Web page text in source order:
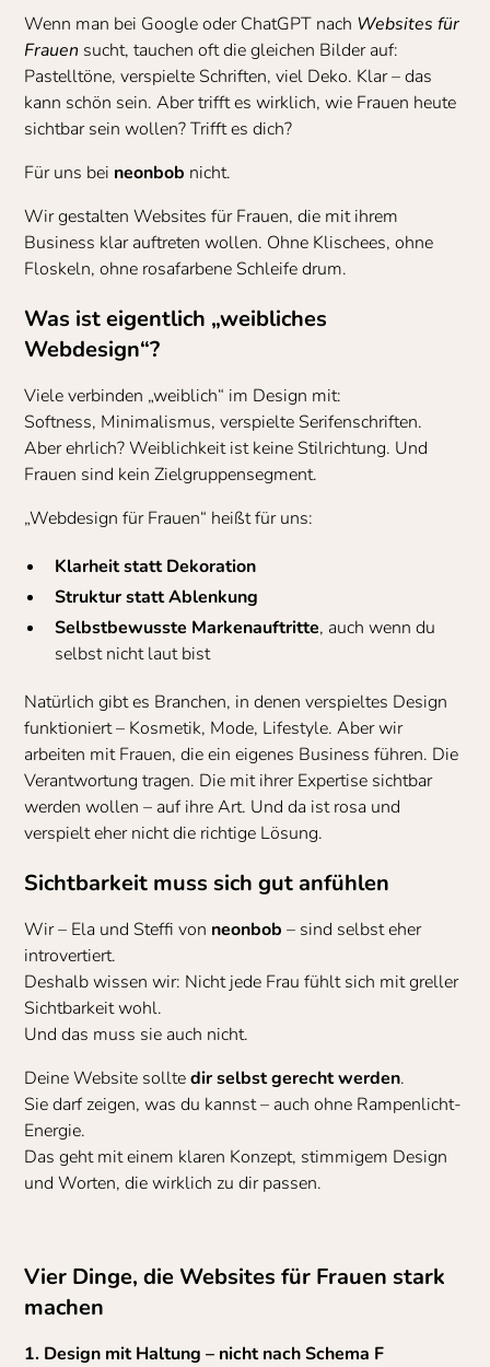
Wenn man bei Google oder ChatGPT nach Websites für
Frauen sucht, tauchen oft die gleichen Bilder auf:
Pastelltöne, verspielte Schriften, viel Deko. Klar – das
kann schön sein. Aber trifft es wirklich, wie Frauen heute
sichtbar sein wollen? Trifft es dich?
Für uns bei neonbob nicht.
Wir gestalten Websites für Frauen, die mit ihrem
Business klar auftreten wollen. Ohne Klischees, ohne
Floskeln, ohne rosafarbene Schleife drum.
Was ist eigentlich „weibliches
Webdesign“?
Viele verbinden „weiblich“ im Design mit:
Softness, Minimalismus, verspielte Serifenschriften.
Aber ehrlich? Weiblichkeit ist keine Stilrichtung. Und
Frauen sind kein Zielgruppensegment.
„Webdesign für Frauen“ heißt für uns:
Klarheit statt Dekoration
Struktur statt Ablenkung
Selbstbewusste Markenauftritte, auch wenn du
selbst nicht laut bist
Natürlich gibt es Branchen, in denen verspieltes Design
funktioniert – Kosmetik, Mode, Lifestyle. Aber wir
arbeiten mit Frauen, die ein eigenes Business führen. Die
Verantwortung tragen. Die mit ihrer Expertise sichtbar
werden wollen – auf ihre Art. Und da ist rosa und
verspielt eher nicht die richtige Lösung.
Sichtbarkeit muss sich gut anfühlen
Wir – Ela und Steffi von neonbob – sind selbst eher
introvertiert.
Deshalb wissen wir: Nicht jede Frau fühlt sich mit greller
Sichtbarkeit wohl.
Und das muss sie auch nicht.
Deine Website solltedir selbst gerecht werden.
Sie darf zeigen, was du kannst – auch ohne Rampenlicht-
Energie.
Das geht mit einem klaren Konzept, stimmigem Design
und Worten, die wirklich zu dir passen.
Vier Dinge, die Websites für Frauen stark
machen
1. Design mit Haltung – nicht nach Schema F